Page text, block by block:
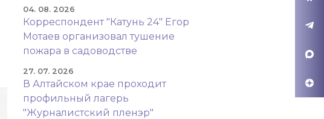
04. 08. 2026
Корреспондент "Катунь 24" Егор
Мотаев организовал тушение
пожара в садоводстве
27. 07. 2026
В Алтайском крае проходит
профильный лагерь
"Журналистский пленэр"